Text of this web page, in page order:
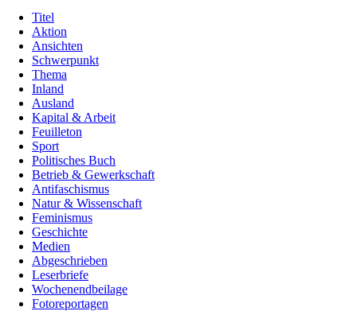
Titel
Aktion
Ansichten
Schwerpunkt
Thema
Inland
Ausland
Kapital & Arbeit
Feuilleton
Sport
Politisches Buch
Betrieb & Gewerkschaft
Antifaschismus
Natur & Wissenschaft
Feminismus
Geschichte
Medien
Abgeschrieben
Leserbriefe
Wochenendbeilage
Fotoreportagen